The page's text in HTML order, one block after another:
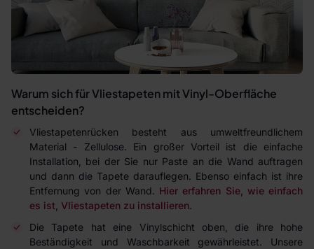
Warum sich für Vliestapeten mit Vinyl-Oberfläche
entscheiden?
Vliestapetenrücken besteht aus umweltfreundlichem
Material - Zellulose. Ein großer Vorteil ist die einfache
Installation, bei der Sie nur Paste an die Wand auftragen
und dann die Tapete darauflegen. Ebenso einfach ist ihre
Entfernung von der Wand. Hier erfahren Sie, wie einfach
es ist, Vliestapeten zu installieren.
Die Tapete hat eine Vinylschicht oben, die ihre hohe
Beständigkeit und Waschbarkeit gewährleistet. Unsere